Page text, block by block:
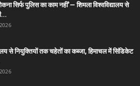
सिर्फ पुलिस का काम नहीं’— शिमला विश्वविद्यालय से
से नियुक्तियों तक चहेतों का कब्जा, हिमाचल में सिंडिकेट